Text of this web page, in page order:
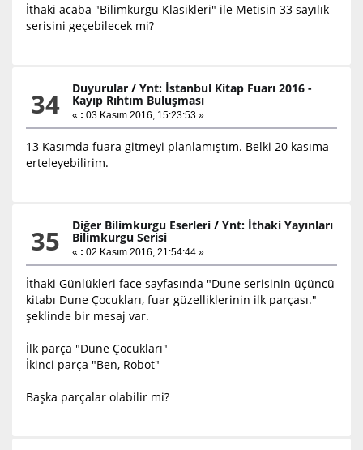
İthaki acaba "Bilimkurgu Klasikleri" ile Metisin 33 sayılık
serisini geçebilecek mi?
34 Duyurular /Ynt: İstanbul Kitap Fuarı 2016 -
Kayıp Rıhtım Buluşması
« : 03 Kasım 2016, 15:23:53 »
13 Kasımda fuara gitmeyi planlamıştım. Belki 20 kasıma
erteleyebilirim.
35 Diğer Bilimkurgu Eserleri /Ynt: İthaki Yayınları
Bilimkurgu Serisi
« : 02 Kasım 2016, 21:54:44 »
İthaki Günlükleri face sayfasında "Dune serisinin üçüncü
kitabı Dune Çocukları, fuar güzelliklerinin ilk parçası."
şeklinde bir mesaj var.
İlk parça "Dune Çocukları"
İkinci parça "Ben, Robot"
Başka parçalar olabilir mi?